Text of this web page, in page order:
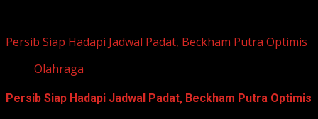
Persib Siap Hadapi Jadwal Padat, Beckham Putra Optimis
Olahraga
Persib Siap Hadapi Jadwal Padat, Beckham Putra Optimis